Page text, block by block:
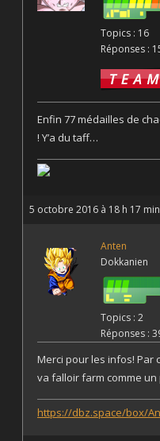
Topics : 16
Réponses :
Enfin 77 médailles de
! Y’a du taff…
5 octobre 2016 à 18 h 17 min
Anten
Dokkanien
Topics : 2
Réponses :
Merci pour les infos! Par
va falloir farm comme un
https://dbz.space/box/